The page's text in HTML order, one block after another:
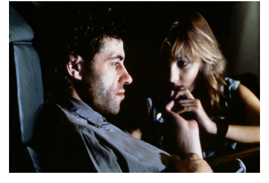
Actualidad
Archivo Cenfoto-UDP
Arquetipos de situación
Artes visuales
Ciencia
Cine y televisión
Ciudad
Cómics
Críticas